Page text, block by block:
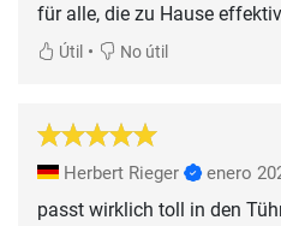
für alle, die zu Hause
Útil • No útil
Herbert Rieger enero
passt wirklich toll in den